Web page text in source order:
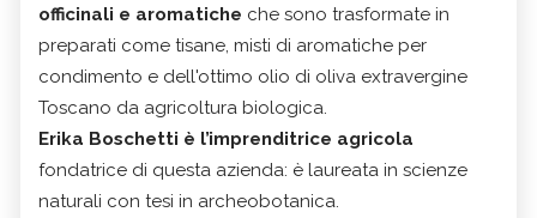
officinali e aromatiche che sono trasformate in
preparati come tisane, misti di aromatiche per
condimento e dell'ottimo olio di oliva extravergine
Toscano da agricoltura biologica.
Erika Boschetti è l’imprenditrice agricola
fondatrice di questa azienda: è laureata in scienze
naturali con tesi in archeobotanica.